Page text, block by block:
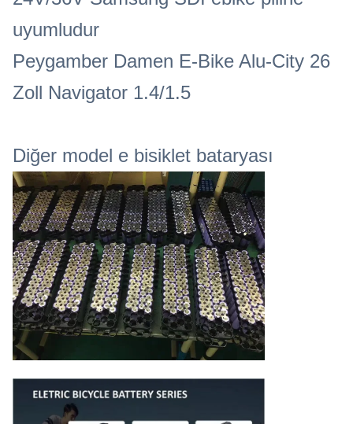
uyumludur
Peygamber Damen E-Bike Alu-City 26
Zoll Navigator 1.4/1.5
Diğer model e bisiklet bataryası